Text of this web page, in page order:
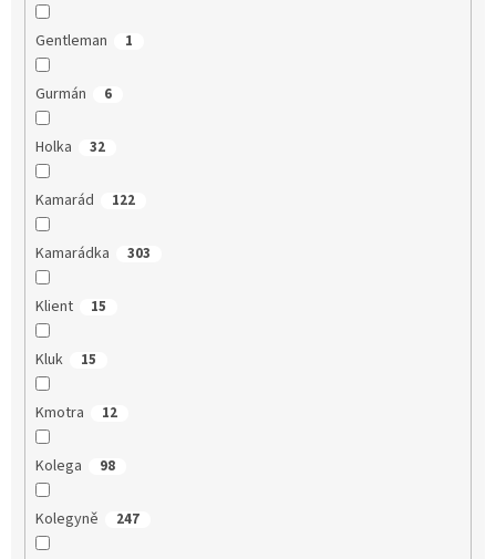
Gentleman 1
Gurmán 6
Holka 32
Kamarád 122
Kamarádka 303
Klient 15
Kluk 15
Kmotra 12
Kolega 98
Kolegyně 247